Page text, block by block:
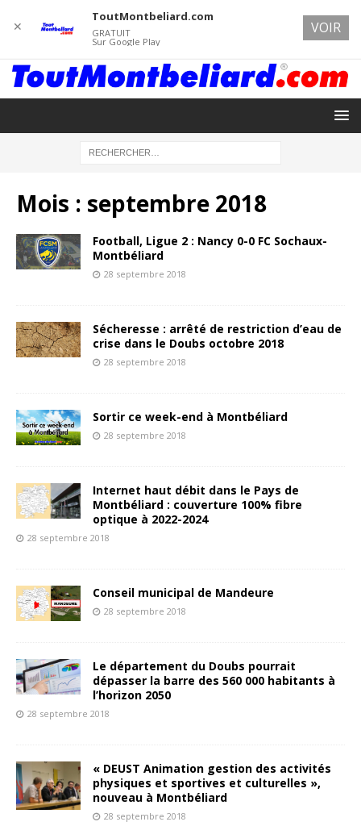
Mois : septembre 2018
Football, Ligue 2 : Nancy 0-0 FC Sochaux-
Montbéliard
28 septembre 2018
Sécheresse : arrêté de restriction d’eau de
crise dans le Doubs octobre 2018
28 septembre 2018
Sortir ce week-end à Montbéliard
28 septembre 2018
Internet haut débit dans le Pays de
Montbéliard : couverture 100% fibre
optique à 2022-2024
28 septembre 2018
Conseil municipal de Mandeure
28 septembre 2018
Le département du Doubs pourrait
dépasser la barre des 560 000 habitants à
l’horizon 2050
28 septembre 2018
« DEUST Animation gestion des activités
physiques et sportives et culturelles »,
nouveau à Montbéliard
28 septembre 2018
✕
ToutMontbeliard.com
GRATUIT
Sur Google Play
VOIR